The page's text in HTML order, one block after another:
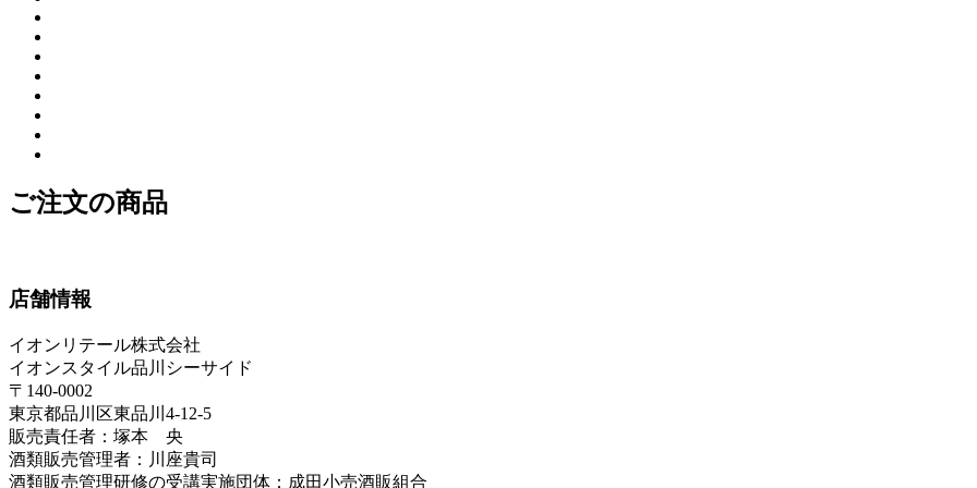
ご注文の商品
店舗情報
イオンリテール株式会社
イオンスタイル品川シーサイド
〒140-0002
東京都品川区東品川4-12-5
販売責任者：塚本 央
酒類販売管理者：川座貴司
酒類販売管理研修の受講実施団体：成田小売酒販組合